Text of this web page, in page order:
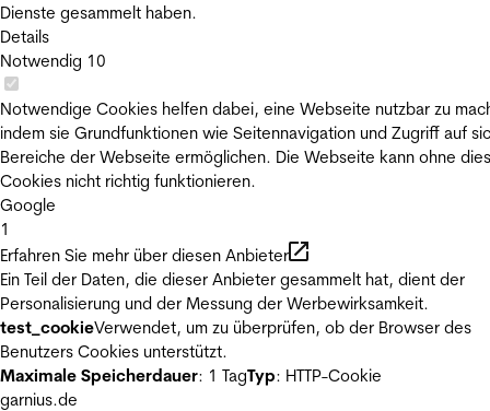
Dienste gesammelt haben.
Details
Notwendig 10
Notwendige Cookies helfen dabei, eine Webseite nutzbar zu
indem sie Grundfunktionen wie Seitennavigation und Zugriff auf
Bereiche der Webseite ermöglichen. Die Webseite kann ohne
Cookies nicht richtig funktionieren.
Google
1
Erfahren Sie mehr über diesen Anbieter
Ein Teil der Daten, die dieser Anbieter gesammelt hat, dient der
Personalisierung und der Messung der Werbewirksamkeit.
test_cookieVerwendet, um zu überprüfen, ob der Browser des
Benutzers Cookies unterstützt.
Maximale Speicherdauer: 1 TagTyp: HTTP-Cookie
garnius.de